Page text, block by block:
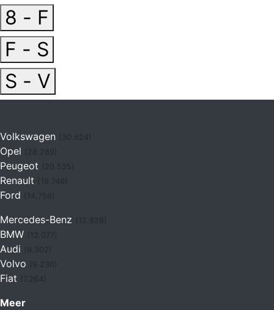
8 - F
F - S
S - V
Volkswagen (30.624)
Opel
Peugeot
Renault (19.746)
Ford (14.756)
Mercedes-Benz
BMW
Audi
Volvo
Fiat (7.264)
Meer